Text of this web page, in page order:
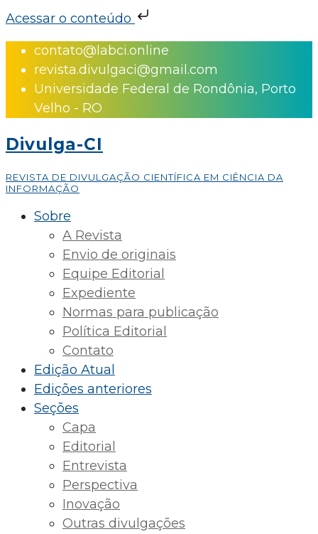
Acessar o conteúdo
Skip
content
contato@labci.online
revista.divulgaci@gmail.com
Universidade Federal de Rondônia, Porto
Velho - RO
Divulga-CI
REVISTA DE DIVULGAÇÃO CIENTÍFICA EM CIÊNCIA DA
INFORMAÇÃO
Sobre
A Revista
Envio de originais
Equipe Editorial
Expediente
Normas para publicação
Política Editorial
Contato
Edição Atual
Edições anteriores
Seções
Capa
Editorial
Entrevista
Perspectiva
Inovação
Outras divulgações